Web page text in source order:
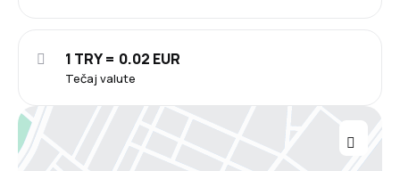
Tečaj valute
1 TRY = 0.02 EUR